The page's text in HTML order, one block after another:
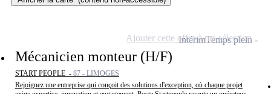
Mécanicien monteur (H/F)
START PEOPLE - 87 - LIMOGES
Rejoignez une entreprise qui conçoit des solutions d'exception, où chaque projet
IntérimTemps plein
Ajouter cette offre à ma sélection